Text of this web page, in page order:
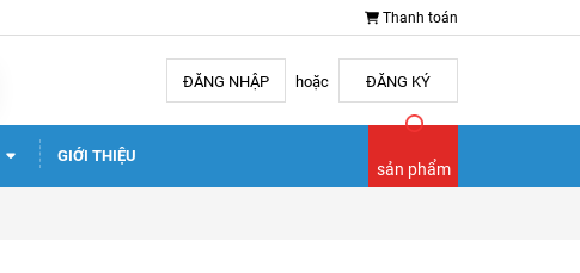
Thanh toán
ĐĂNG NHẬP hoặc ĐĂNG KÝ
GIỚI THIỆU
sản phẩm